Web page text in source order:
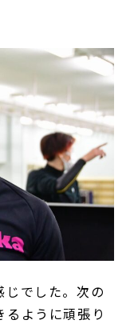
じでした。次の
ように頑張り